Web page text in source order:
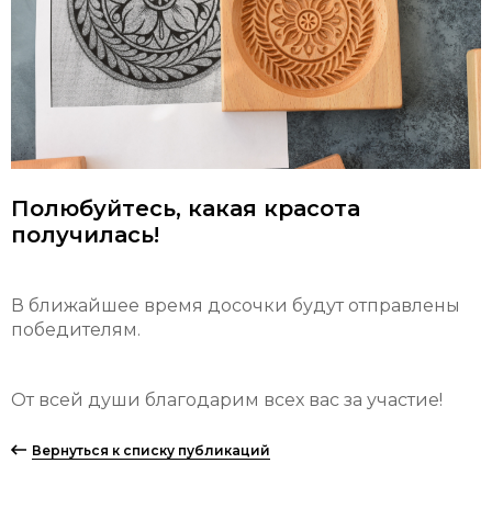
Полюбуйтесь, какая красота
получилась!
В ближайшее время досочки будут отправлены
победителям.
От всей души благодарим всех вас за участие!
Вернуться к списку публикаций